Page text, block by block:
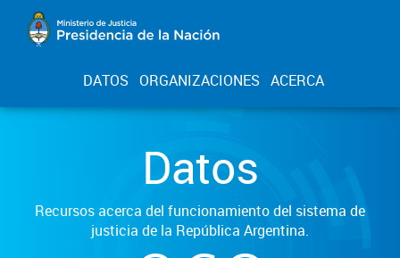
DATOS ORGANIZACIONES ACERCA
Datos
Recursos acerca del funcionamiento del sistema de
justicia de la República Argentina.